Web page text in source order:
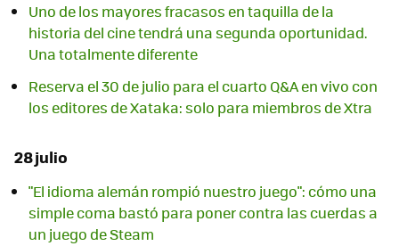
Uno de los mayores fracasos en taquilla de la
historia del cine tendrá una segunda oportunidad.
Una totalmente diferente
Reserva el 30 de julio para el cuarto Q&A en vivo con
los editores de Xataka: solo para miembros de Xtra
28 julio
"El idioma alemán rompió nuestro juego": cómo una
simple coma bastó para poner contra las cuerdas a
un juego de Steam